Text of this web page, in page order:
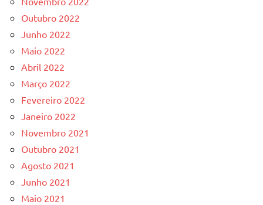
Outubro 2022
Junho 2022
Maio 2022
Abril 2022
Março 2022
Fevereiro 2022
Janeiro 2022
Novembro 2021
Outubro 2021
Agosto 2021
Junho 2021
Maio 2021